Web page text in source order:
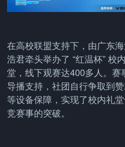
在高校联盟支持下，由广东
浩君牵头举办了 “红温杯” 校
堂，线下观赛达400多人。
导播支持，社团自行争取到
等设备保障，实现了校内礼
竞赛事的突破。